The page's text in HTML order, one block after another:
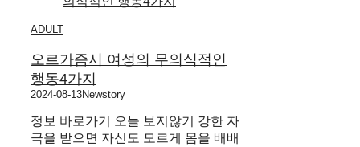
ADULT
오르가즘시 여성의 무의식적인
행동4가지
2024-08-13Newstory
정보 바로가기 오늘 보지않기 강한 자
극을 받으면 자신도 모르게 몸을 배배